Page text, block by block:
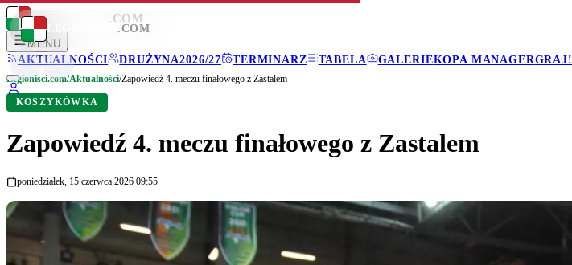
LEGIONISCI .COM
MENU
AKTUALNOŚCI
DRUŻYNA2026/27 TERMINARZ TABELA GALERIEKOPA MANAGERGRAJ!
LEGIONISCI .COM
Legionisci.com/Aktualności/Zapowiedź 4. meczu finałowego z Zastalem
KOSZYKÓWKA
Zapowiedź 4. meczu finałowego z Zastalem
poniedziałek, 15 czerwca 2026 09:55